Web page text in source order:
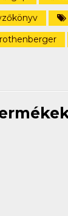
rothenberger